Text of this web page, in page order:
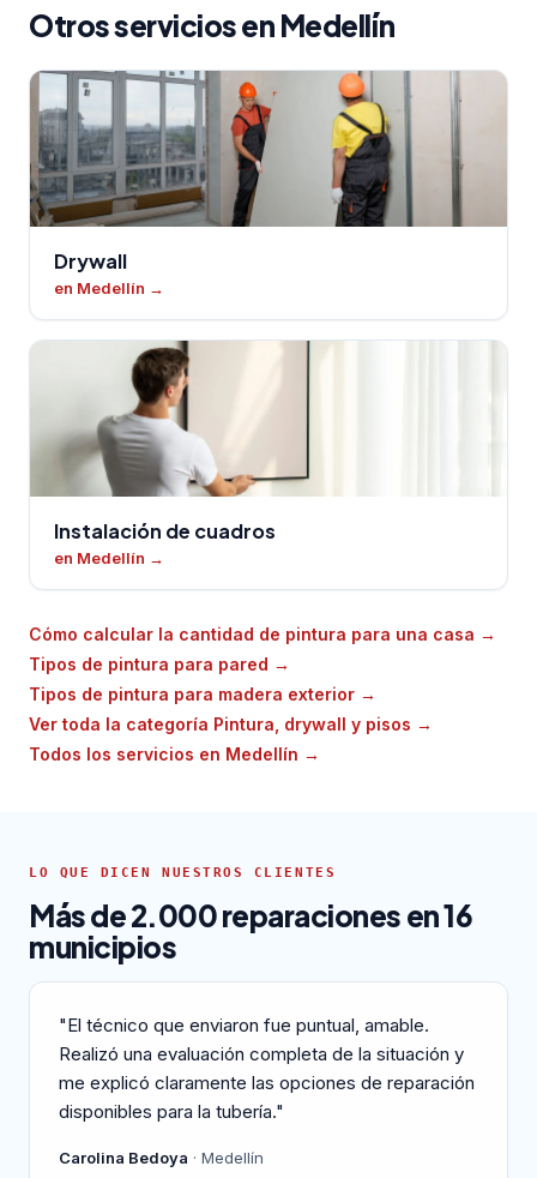
Otros servicios en Medellín
Drywall
en Medellín →
Instalación de cuadros
en Medellín →
Cómo calcular la cantidad de pintura para una casa →
Tipos de pintura para pared →
Tipos de pintura para madera exterior →
Ver toda la categoría Pintura, drywall y pisos →
Todos los servicios en Medellín →
LO QUE DICEN NUESTROS CLIENTES
Más de 2.000 reparaciones en 16
municipios
"El técnico que enviaron fue puntual, amable.
Realizó una evaluación completa de la situación y
me explicó claramente las opciones de reparación
disponibles para la tubería."
Carolina Bedoya · Medellín